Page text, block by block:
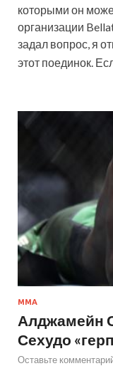
которыми он
организации
задал вопрос, я
этот поединок.
MMA
Алджамейн
Сехудо
Оставьте